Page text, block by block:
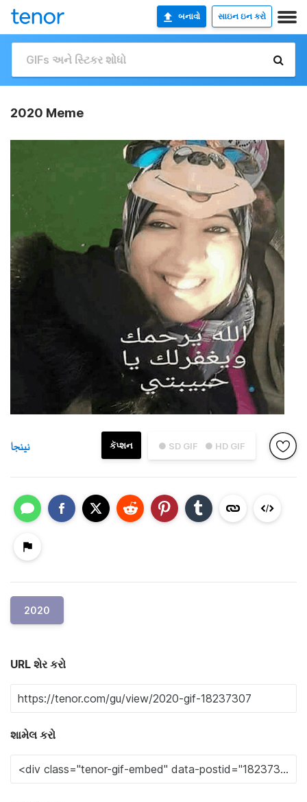
બનાવો સાઇન ઇન કરો
2020 Meme
● SD GIF ● HD GIF
કૅપ્શન نينجا
2020
URL શેર કરો
શામેલ કરો